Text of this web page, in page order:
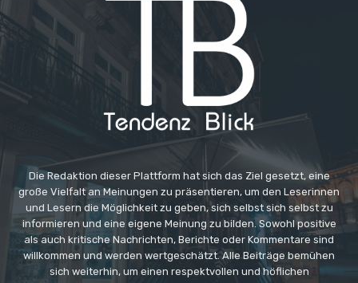
Die Redaktion dieser Plattform hat sich das Ziel gesetzt, eine
große Vielfalt an Meinungen zu präsentieren, um den Leserinnen
und Lesern die Möglichkeit zu geben, sich selbst sich selbst zu
informieren und eine eigene Meinung zu bilden. Sowohl positive
als auch kritische Nachrichten, Berichte oder Kommentare sind
willkommen und werden wertgeschätzt. Alle Beiträge bemühen
sich weiterhin, um einen respektvollen und höflichen